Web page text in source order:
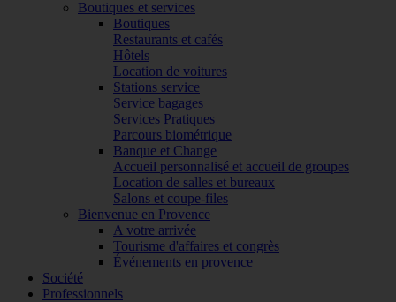
Boutiques et services
Boutiques
Restaurants et cafés
Hôtels
Location de voitures
Stations service
Service bagages
Services Pratiques
Parcours biométrique
Banque et Change
Accueil personnalisé et accueil de groupes
Location de salles et bureaux
Salons et coupe-files
Bienvenue en Provence
A votre arrivée
Tourisme d'affaires et congrès
Événements en provence
Société
Professionnels